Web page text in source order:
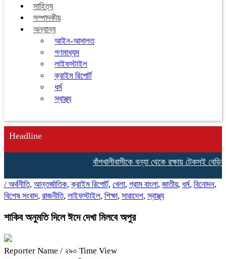
সাহিত্য
সম্পাদকীয়
অন্যান্য
আইন-আদালত
গণমাধ্যম
লাইফস্টাইল
ক্রাইম রিপোর্ট
ধর্ম
স্বাস্থ্য
Headline
বাঁশখালীবাসীকে বন্যা থেকে রক্ষায় টেকসই বেড়িবাঁধ
/ অর্থনীতি, আন্তর্জাতিক,ক্রাইম রিপোর্ট, খেলা, গ্রাম বাংলা, জাতীয়, ধর্ম, বিনোদন,
বিশেষ সংবাদ, রাজনীতি, লাইফস্টাইল, শিক্ষা, সারাদেশ,স্বাস্থ্য
শাকিব অনুমতি দিলে ঈদে দেখা মিলবে অপুর
Reporter Name / ২৯০ Time View